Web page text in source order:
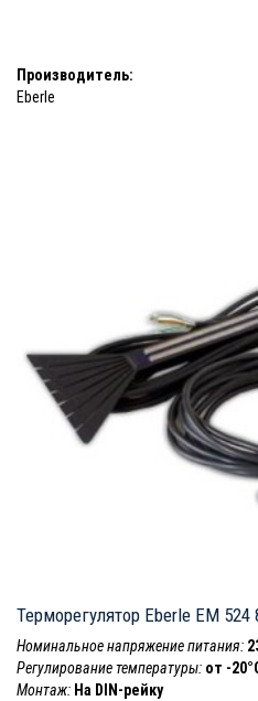
Производитель:
Eberle
Терморегулятор Eberle EM
Номинальное напряжение питания:
Регулирование температуры: от -
Монтаж: На DIN-рейку